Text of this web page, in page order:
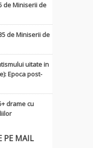
de Miniserii de
de Miniserii de
uitate in
Epoca post-
drame cu
PE MAIL